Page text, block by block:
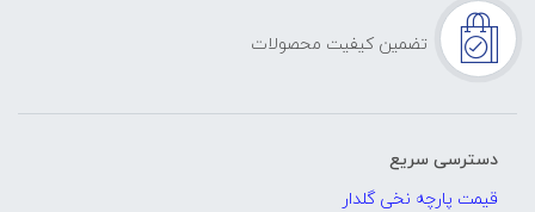
تضمین کیفیت محصولات
دسترسی سریع
قیمت پارچه نخی گلدار